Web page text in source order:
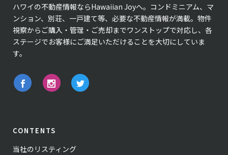
ハワイの不動産情報ならHawaiian Joyへ。コンドミニアム、マ
ンション、別荘、一戸建て等、必要な不動産情報が満載。物件
視察からご購入・管理・ご売却までワンストップで対応し、各
ステージでお客様にご満足いただけることを大切にしていま
す。
CONTENTS
当社のリスティング